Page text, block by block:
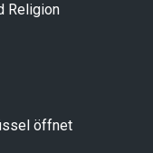
Religion
öffnet